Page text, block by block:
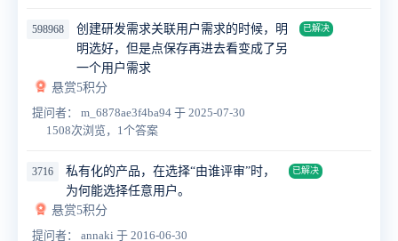
598968
创建研发需求关联用户需求的时候，明
明选好，但是点保存再进去看变成了另
一个用户需求
已解决
悬赏5积分
提问者： m_6878ae3f4ba94 于 2025-07-30
1508次浏览，1个答案
3716
私有化的产品，在选择“由谁评审”时，
为何能选择任意用户。
已解决
悬赏5积分
提问者： annaki 于 2016-06-30